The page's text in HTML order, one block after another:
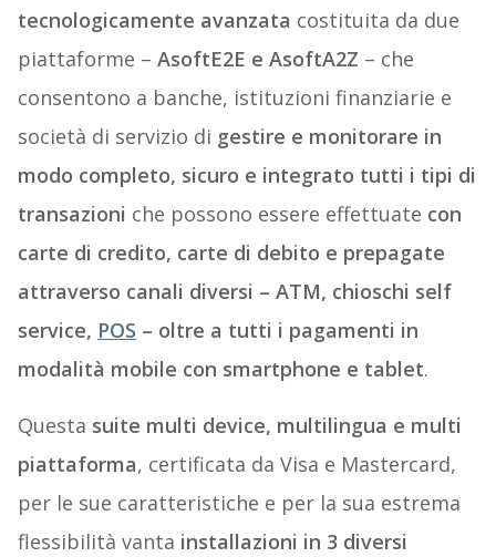
tecnologicamente avanzata costituita da due
piattaforme – AsoftE2E e AsoftA2Z – che
consentono a banche, istituzioni finanziarie e
società di servizio di gestire e monitorare in
modo completo, sicuro e integrato tutti i tipi di
transazioni che possono essere effettuate con
carte di credito, carte di debito e prepagate
attraverso canali diversi – ATM, chioschi self
service, POS – oltre a tutti i pagamenti in
modalità mobile con smartphone e tablet.
Questa suite multi device, multilingua e multi
piattaforma, certificata da Visa e Mastercard,
per le sue caratteristiche e per la sua estrema
flessibilità vanta installazioni in 3 diversi